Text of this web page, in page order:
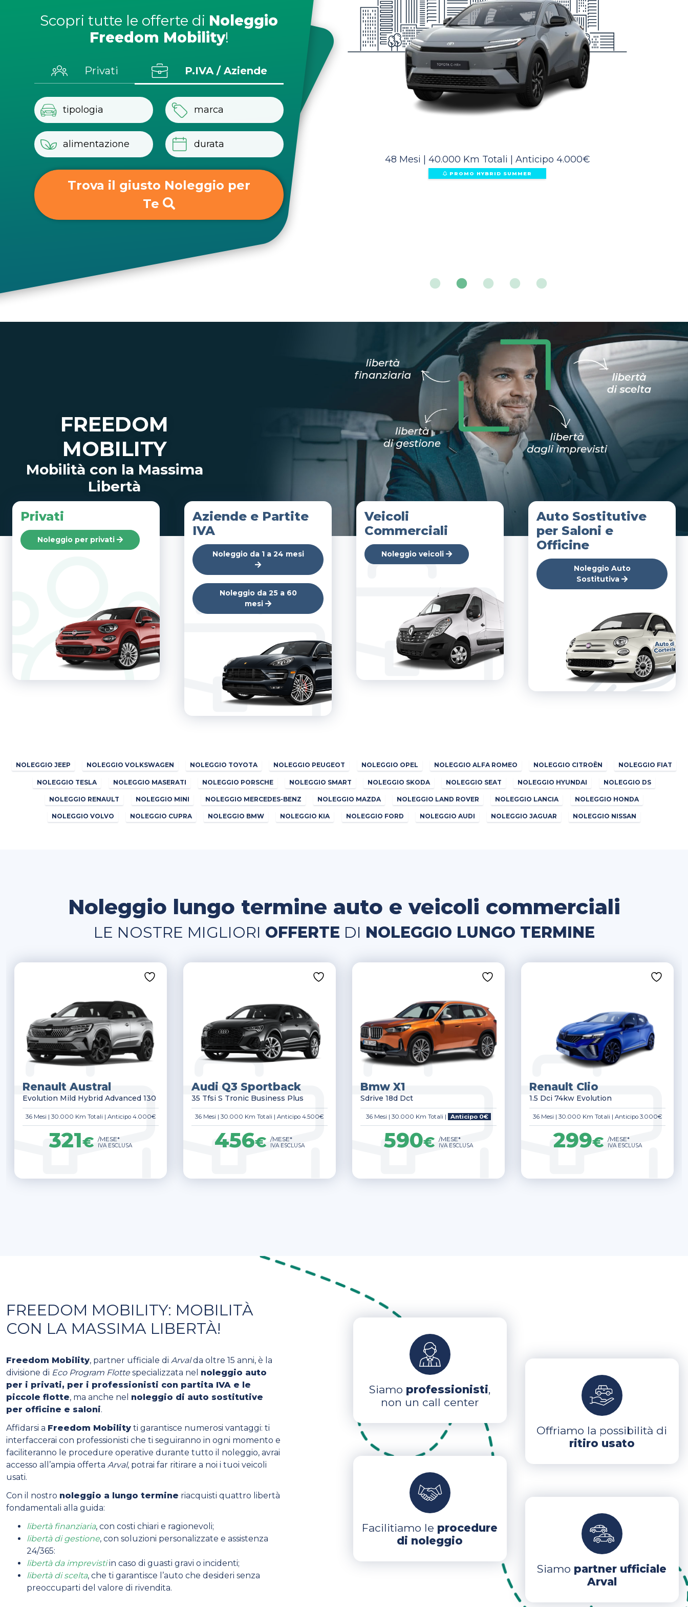
Scopri tutte le offerte di Noleggio
Freedom Mobility!
Privati P.IVA / Aziende
Trova il giusto Noleggio per
Te
40.000 Km Totali|Anticipo 4.000€
PROMO HYBRID SUMMER
FREEDOM
MOBILITY
Mobilità con la Massima
Libertà
Privati
Noleggio per privati
Aziende e Partite
IVA
Noleggio da 1 a 24 mesi
Noleggio da 25 a 60
mesi
Veicoli
Commerciali
Noleggio veicoli
Auto Sostitutive
per Saloni e
Officine
Noleggio Auto
Sostitutiva
NOLEGGIO JEEP NOLEGGIO VOLKSWAGEN NOLEGGIO TOYOTA NOLEGGIO PEUGEOT NOLEGGIO OPEL NOLEGGIO ALFA ROMEO NOLEGGIO CITROËN NOLEGGIO FIAT
NOLEGGIO TESLA NOLEGGIO MASERATI NOLEGGIO PORSCHE NOLEGGIO SMART NOLEGGIO SKODA NOLEGGIO SEAT NOLEGGIO HYUNDAI NOLEGGIO DS
NOLEGGIO RENAULT NOLEGGIO MINI NOLEGGIO MERCEDES-BENZ NOLEGGIO MAZDA NOLEGGIO LAND ROVER NOLEGGIO LANCIA NOLEGGIO HONDA
NOLEGGIO VOLVO NOLEGGIO CUPRA NOLEGGIO BMW NOLEGGIO KIA NOLEGGIO FORD NOLEGGIO AUDI NOLEGGIO JAGUAR NOLEGGIO NISSAN
Noleggio lungo termine auto e veicoli commerciali
LE NOSTRE MIGLIORI OFFERTE DI NOLEGGIO LUNGO TERMINE
Renault Austral
Evolution Mild Hybrid Advanced 130
36 Mesi | 30.000 Km Totali | Anticipo 4.000€
321€ /MESE*
IVA ESCLUSA
Audi Q3 Sportback
35 Tfsi S Tronic Business Plus
36 Mesi | 30.000 Km Totali | Anticipo 4.500€
456€ /MESE*
IVA ESCLUSA
Bmw X1
Sdrive 18d Dct
36 Mesi | 30.000 Km Totali | Anticipo 0€
590€ /MESE*
IVA ESCLUSA
Renault Clio
1.5 Dci 74kw Evolution
36 Mesi | 30.000 Km Totali | Anticipo 3.000€
299€ /MESE*
IVA ESCLUSA
FREEDOM MOBILITY: MOBILITÀ
CON LA MASSIMA LIBERTÀ!
Freedom Mobility, partner ufficiale di Arvalda oltre 15 anni, è la
divisione di Eco Program Flottespecializzata nel noleggio auto
per i privati, per i professionisti con partita IVA e le
piccole flotte, ma anche nel noleggio di auto sostitutive
per officine e saloni.
Affidarsi a Freedom Mobility ti garantisce numerosi vantaggi: ti
interfaccerai con professionisti che ti seguiranno in ogni momento e
faciliteranno le procedure operative durante tutto il noleggio, avrai
accesso all’ampia offerta Arval, potrai far ritirare a noi i tuoi veicoli
usati.
Con il nostro noleggio a lungo termine riacquisti quattro libertà
fondamentali alla guida:
libertà finanziaria, con costi chiari e ragionevoli;
libertà di gestione, con soluzioni personalizzate e assistenza
24/365:
libertà da imprevistiin caso di guasti gravi o incidenti;
libertà di scelta, che ti garantisce l’auto che desideri senza
preoccuparti del valore di rivendita.
Siamo professionisti,
non un call center
Facilitiamo le procedure
di noleggio
Offriamo la possibilità di
ritiro usato
Siamo partner ufficiale
Arval